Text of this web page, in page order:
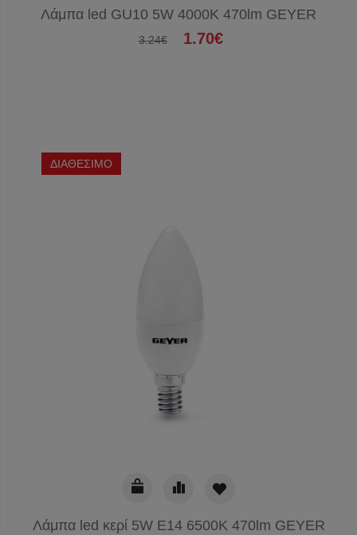
Λάμπα led GU10 5W 4000K 470lm GEYER
3.24€ 1.70€
ΔΙΑΘΕΣΙΜΟ
Λάμπα led κερί 5W E14 6500K 470lm GEYER